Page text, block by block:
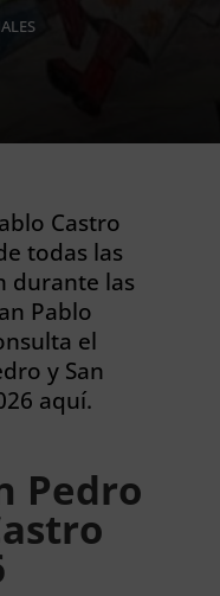
Castro
todas las
durante las
Pablo
el
y San
aquí.
Pedro